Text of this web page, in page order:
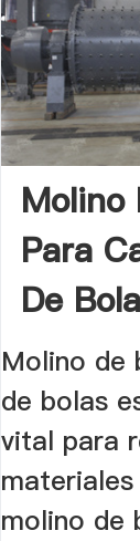
Molino
Para
De
Molino de
de bolas
vital para
molino de